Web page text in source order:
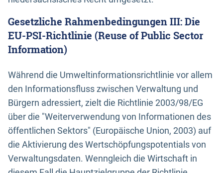
Gesetzliche Rahmenbedingungen III: Die
EU-PSI-Richtlinie (Reuse of Public Sector
Information)
Während die Umweltinformationsrichtlinie vor allem
den Informationsfluss zwischen Verwaltung und
Bürgern adressiert, zielt die Richtlinie 2003/98/EG
über die "Weiterverwendung von Informationen des
öffentlichen Sektors" (Europäische Union, 2003) auf
die Aktivierung des Wertschöpfungspotentials von
Verwaltungsdaten. Wenngleich die Wirtschaft in